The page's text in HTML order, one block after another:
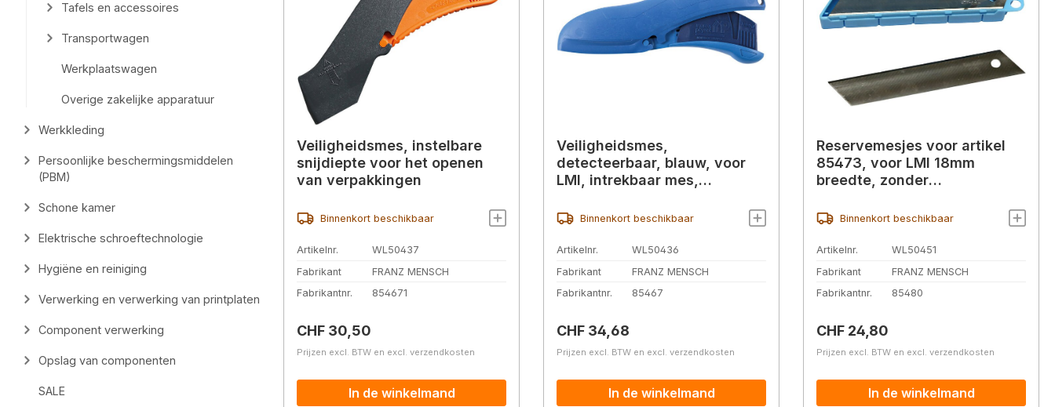
Tafels en accessoires
Transportwagen
Werkplaatswagen
Overige zakelijke apparatuur
Werkkleding
Persoonlijke beschermingsmiddelen
(PBM)
Schone kamer
Elektrische schroeftechnologie
Hygiëne en reiniging
Verwerking en verwerking van printplaten
Component verwerking
Opslag van componenten
SALE
Veiligheidsmes, instelbare
snijdiepte voor het openen
van verpakkingen
Binnenkort beschikbaar
Artikelnr.
WL50437
Fabrikant
FRANZ MENSCH
Fabrikantnr.
854671
Normale prijs:
CHF 30,50
Prijzen excl. BTW en excl. verzendkosten
In de winkelmand
Veiligheidsmes,
detecteerbaar, blauw, voor
LMI, intrekbaar mes,
Binnenkort beschikbaar
Artikelnr.
WL50436
Fabrikant
FRANZ MENSCH
Fabrikantnr.
85467
Normale prijs:
CHF 34,68
Prijzen excl. BTW en excl. verzendkosten
In de winkelmand
Reservemesjes voor artikel
85473, voor LMI 18mm
breedte, zonder
Binnenkort beschikbaar
Artikelnr.
WL50451
Fabrikant
FRANZ MENSCH
Fabrikantnr.
85480
Normale prijs:
CHF 24,80
Prijzen excl. BTW en excl. verzendkosten
In de winkelmand